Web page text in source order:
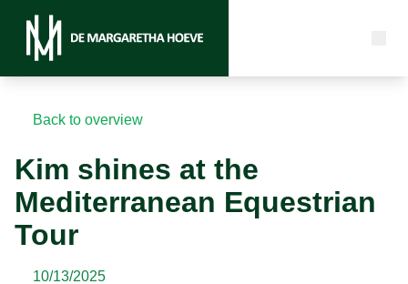
Back to overview
Kim shines at the
Mediterranean Equestrian
Tour
10/13/2025